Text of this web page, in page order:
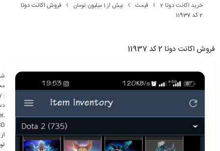
خرید اکانت دوتا 2 قیمت بیش از 1 میلیون تومان
فروش اکانت دوتا
2 کد 11937
فروش اکانت دوتا 2 کد 11937
:
,